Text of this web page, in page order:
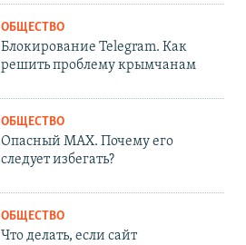
ОБЩЕСТВО
Блокирование Telegram. Как
решить проблему крымчанам
ОБЩЕСТВО
Опасный MAX. Почему его
следует избегать?
ОБЩЕСТВО
Что делать, если сайт